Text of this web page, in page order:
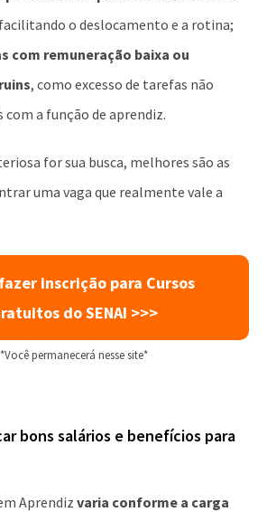
o deslocamento e a rotina;
com remuneração baixa ou
, como excesso de tarefas não
a função de aprendiz.
for sua busca, melhores são as
uma vaga que realmente vale a
inscrição para Cursos
do SENAI >>>
*Você permanecerá nesse site*
bons salários e benefícios para
Aprendiz varia conforme a carga